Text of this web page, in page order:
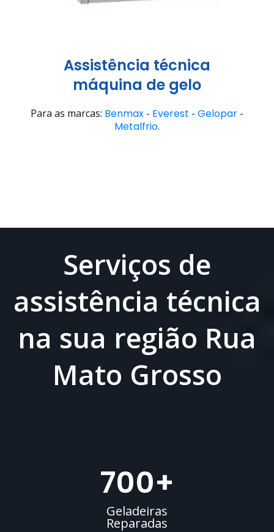
Assistência técnica
máquina de gelo
Para as marcas: Benmax - Everest - Gelopar -
Metalfrio.
Serviços de
assistência técnica
na sua região Rua
Mato Grosso
700+
Geladeiras
Reparadas